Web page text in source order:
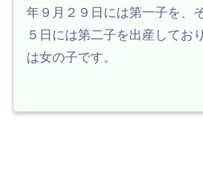
年９月２９日には第一子を、
５日には第二子を出産してお
は女の子です。